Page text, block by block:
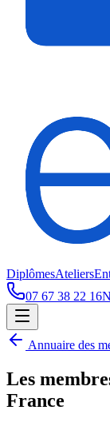
DiplômesAteliers
07 67 38 22 16
Annuaire des
Les
France